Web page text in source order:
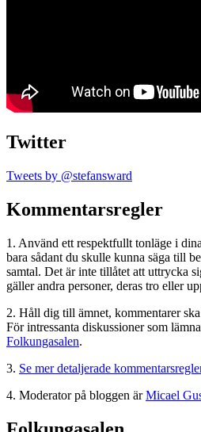
Twitter
Tweets by @stefansward
Kommentarsregler
1. Använd ett respektfullt tonläge i
bara sådant du skulle kunna säga till
samtal. Det är inte tillåtet att uttrycka
gäller andra personer, deras tro eller
2. Håll dig till ämnet, kommentarer
För intressanta diskussioner som
Folkungasalen.
3. Se mer detaljerade
4. Moderator på bloggen ärMicael